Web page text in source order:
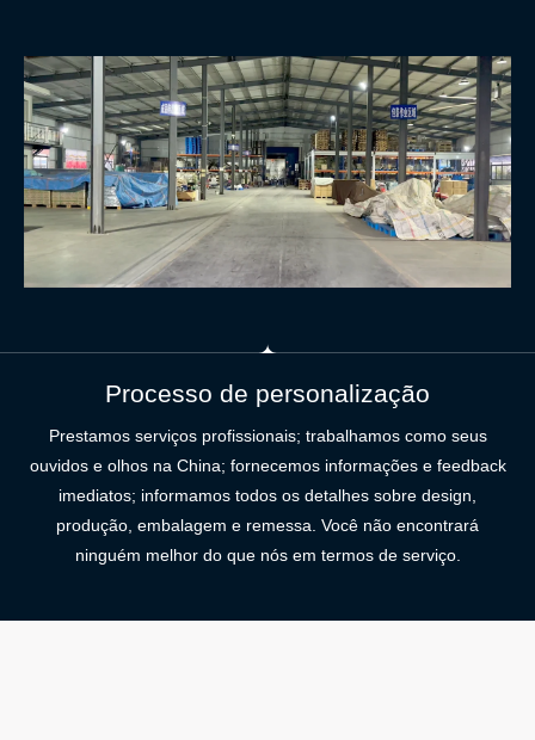
Processo de personalização
Prestamos serviços profissionais; trabalhamos como seus
ouvidos e olhos na China; fornecemos informações e feedback
imediatos; informamos todos os detalhes sobre design,
produção, embalagem e remessa. Você não encontrará
ninguém melhor do que nós em termos de serviço.